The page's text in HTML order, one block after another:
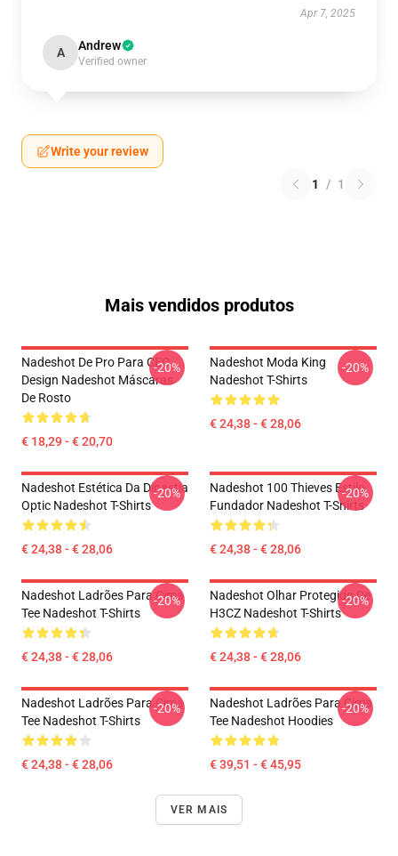
Apr 7, 2025
A Andrew
Verified owner
Write your review
1 / 1
Mais vendidos produtos
Nadeshot De Pro Para CEO
Design Nadeshot Máscaras
De Rosto
€ 18,29 - € 20,70
-20%
Nadeshot Moda King
Nadeshot T-Shirts
€ 24,38 - € 28,06
-20%
Nadeshot Estética Da Dinastia
Optic Nadeshot T-Shirts
€ 24,38 - € 28,06
-20%
Nadeshot 100 Thieves Estilo
Fundador Nadeshot T-Shirts
€ 24,38 - € 28,06
-20%
Nadeshot Ladrões Para Cima
Tee Nadeshot T-Shirts
€ 24,38 - € 28,06
-20%
Nadeshot Olhar Protegido De
H3CZ Nadeshot T-Shirts
€ 24,38 - € 28,06
-20%
Nadeshot Ladrões Para Cima
Tee Nadeshot T-Shirts
€ 24,38 - € 28,06
-20%
Nadeshot Ladrões Para Cima
Tee Nadeshot Hoodies
€ 39,51 - € 45,95
-20%
VER MAIS